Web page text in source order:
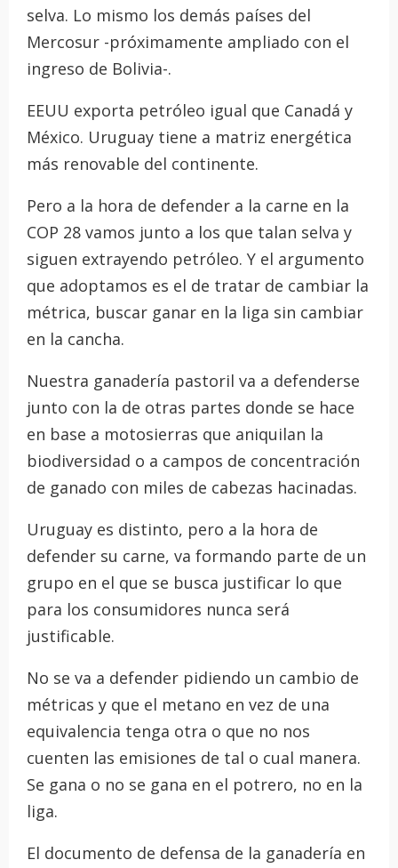
selva. Lo mismo los demás países del
Mercosur -próximamente ampliado con el
ingreso de Bolivia-.
EEUU exporta petróleo igual que Canadá y
México. Uruguay tiene a matriz energética
más renovable del continente.
Pero a la hora de defender a la carne en la
COP 28 vamos junto a los que talan selva y
siguen extrayendo petróleo. Y el argumento
que adoptamos es el de tratar de cambiar la
métrica, buscar ganar en la liga sin cambiar
en la cancha.
Nuestra ganadería pastoril va a defenderse
junto con la de otras partes donde se hace
en base a motosierras que aniquilan la
biodiversidad o a campos de concentración
de ganado con miles de cabezas hacinadas.
Uruguay es distinto, pero a la hora de
defender su carne, va formando parte de un
grupo en el que se busca justificar lo que
para los consumidores nunca será
justificable.
No se va a defender pidiendo un cambio de
métricas y que el metano en vez de una
equivalencia tenga otra o que no nos
cuenten las emisiones de tal o cual manera.
Se gana o no se gana en el potrero, no en la
liga.
El documento de defensa de la ganadería en